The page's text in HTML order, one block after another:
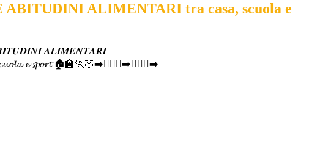
ABITUDINI ALIMENTARI tra casa, scuola e
𝑨𝑳𝑰𝑴𝑬𝑵𝑻𝑨𝑹𝑰
𝓮 𝓼𝓹𝓸𝓻𝓽🏠🏫🏃🏻‍➡️🏃🏻‍♀️‍➡️🏃🏻‍♂️‍➡️